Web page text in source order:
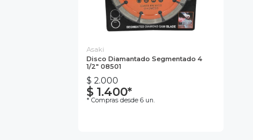
Asaki
Disco Diamantado Segmentado 4
1/2" 08501
$ 2.000
$ 1.400*
* Compras desde 6 un.